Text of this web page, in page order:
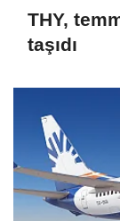
THY,
taşıdı